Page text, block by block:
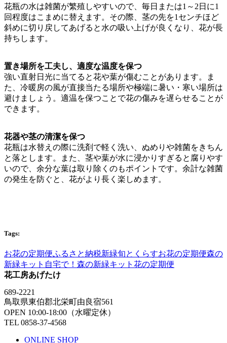
花瓶の水は雑菌が繁殖しやすいので、毎日または1～2日に1
回程度はこまめに替えます。その際、茎の先を1センチほど
斜めに切り戻してあげると水の吸い上げが良くなり、花が長
持ちします。
置き場所を工夫し、適度な温度を保つ
強い直射日光に当てると花や葉が傷むことがあります。ま
た、冷暖房の風が直接当たる場所や極端に暑い・寒い場所は
避けましょう。適温を保つことで花の傷みを遅らせることが
できます。
花器や茎の清潔を保つ
花瓶は水替えの際に洗剤で軽く洗い、ぬめりや雑菌をきちん
と落とします。また、茎や葉が水に浸かりすぎると腐りやす
いので、余分な葉は取り除くのもポイントです。余計な雑菌
の発生を防ぐと、花がより長く楽しめます。
Tags:
お花の定期便ふるさと納税新緑旬とくらすお花の定期便森の
新緑キット 自宅で！森の新緑キット 花の定期便
花工房あげたけ
689-2221
鳥取県東伯郡北栄町由良宿561
OPEN 10:00-18:00（水曜定休）
TEL 0858-37-4568
ONLINE SHOP